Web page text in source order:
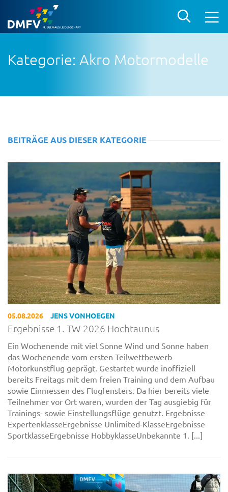
Kategorie: Akro Motormodelle
BEITRÄGE AUS DIESER KATEGORIE
05.08.2026 JENS VONHOEGEN
Ergebnisse 1. TW 2026 Hochtaunus
Ein Wochenende mit viel Sonne Wind und Sonne haben
das Wochenende vom ersten Teilwettbewerb
Motorkunstflug geprägt. Gestartet wurde inoffiziell
bereits Freitags mit dem freien Training und dem Aufbau
sowie Einmessen des Flugfensters. Da hier bereits viele
Teilnehmer vor Ort waren, wurden der Tag ausgiebig für
Trainings- sowie Einstellungsflüge genutzt. Ergebnisse
ExpertenklasseErgebnisse Unlimited-KlasseErgebnisse
SportklasseErgebnisse HobbyklasseUnbekannte 1. [...]